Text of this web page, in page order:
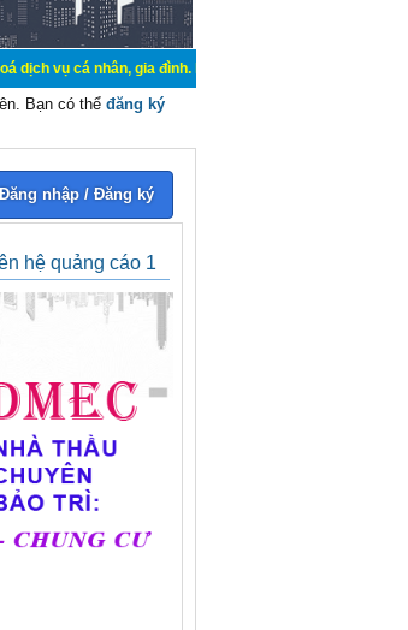
gia đình. Mua bán, ký gửi, cho thuê thiết bị hệ
Bạn có thể đăng ký
Đăng nhập / Đăng ký
hệ quảng cáo 1